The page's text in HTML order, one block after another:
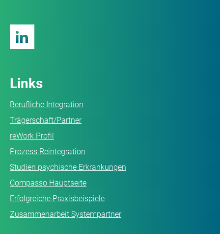
Links
Berufliche Integration
Trägerschaft/Partner
reWork Profil
Prozess Reintegration
Studien psychische Erkrankungen
Compasso Hauptseite
Erfolgreiche Praxisbeispiele
Zusammenarbeit Systempartner